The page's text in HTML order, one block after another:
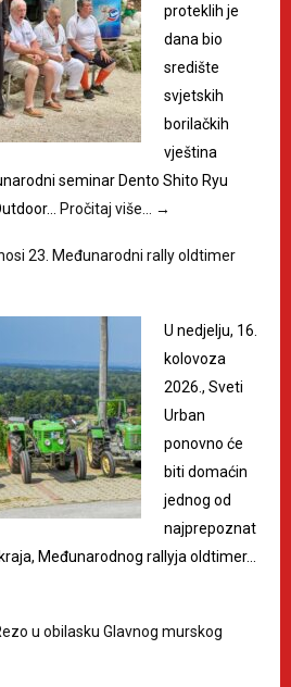
proteklih je
dana bio
središte
svjetskih
borilačkih
vještina
seminar Dento Shito Ryu
Pročitaj više… →
23. Međunarodni rally oldtimer
U nedjelju, 16.
kolovoza
2026., Sveti
Urban
ponovno će
biti domaćin
jednog od
najprepoznat
Međunarodnog rallyja oldtimer…
u obilasku Glavnog murskog